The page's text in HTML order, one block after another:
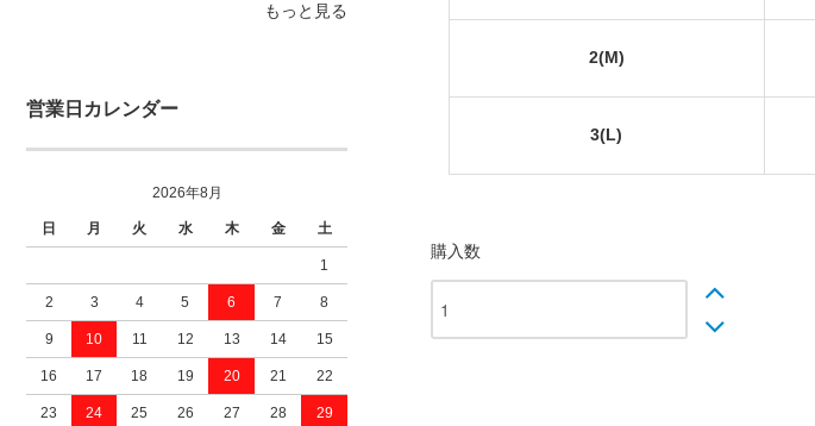
もっと見る
営業日カレンダー
2026年8月
日 月 火 水 木 金 土
1
2 3 4 5 6 7 8
9 10 11 12 13 14 15
16 17 18 19 20 21 22
23 24 25 26 27 28 29
2(M)
3(L)
購入数